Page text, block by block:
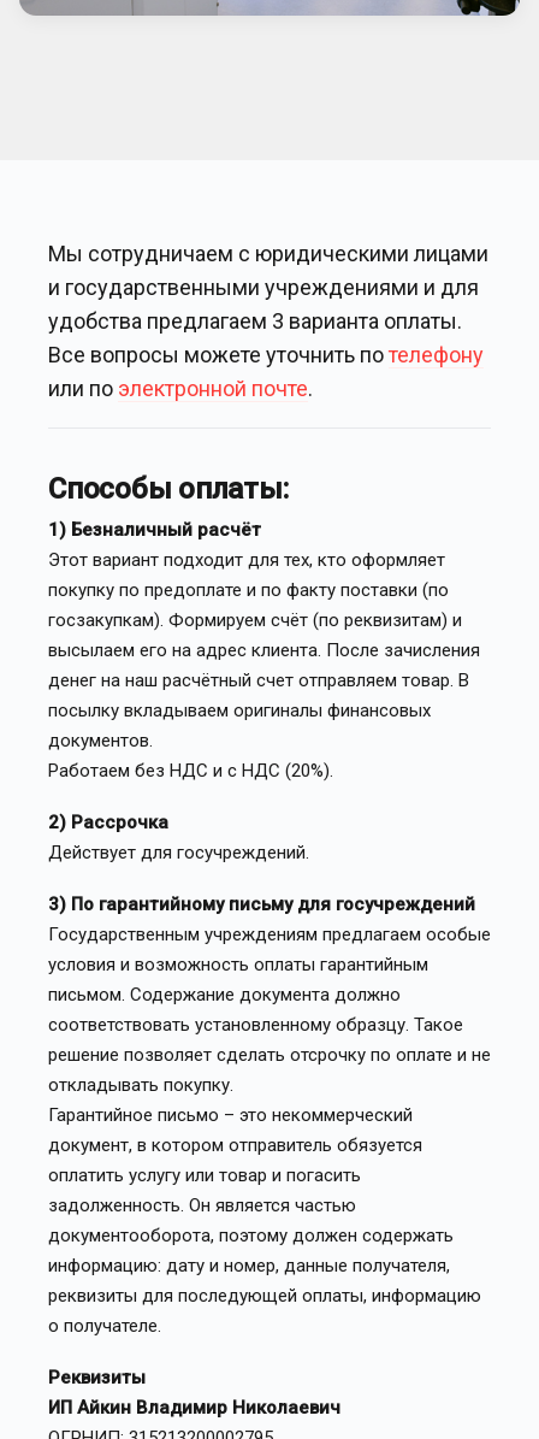
Мы сотрудничаем с юридическими лицами
и государственными учреждениями и для
удобства предлагаем 3 варианта оплаты.
Все вопросы можете уточнить потелефону
или по электронной почте.
Способы оплаты:
1) Безналичный расчёт
Этот вариант подходит для тех, кто оформляет
покупку по предоплате и по факту поставки (по
госзакупкам). Формируем счёт (по реквизитам) и
высылаем его на адрес клиента. После зачисления
денег на наш расчётный счет отправляем товар. В
посылку вкладываем оригиналы финансовых
документов.
Работаем без НДС и с НДС (20%).
2) Рассрочка
Действует для госучреждений.
3) По гарантийному письму для госучреждений
Государственным учреждениям предлагаем особые
условия и возможность оплаты гарантийным
письмом. Содержание документа должно
соответствовать установленному образцу. Такое
решение позволяет сделать отсрочку по оплате и не
откладывать покупку.
Гарантийное письмо – это некоммерческий
документ, в котором отправитель обязуется
оплатить услугу или товар и погасить
задолженность. Он является частью
документооборота, поэтому должен содержать
информацию: дату и номер, данные получателя,
реквизиты для последующей оплаты, информацию
о получателе.
Реквизиты
ИП Айкин Владимир Николаевич